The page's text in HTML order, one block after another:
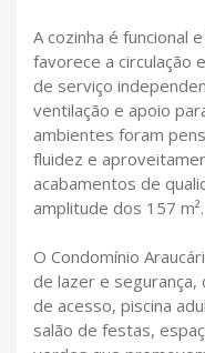
A cozinha é funcional
favorece a circulação
de serviço
ventilação e apoio
ambientes foram
fluidez e
acabamentos de
amplitude dos 157 m².
O Condomínio
de lazer e
de acesso, piscina
salão de festas,